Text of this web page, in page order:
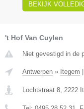
BEKIJK
't Hof Van Cuylen
Niet gevestigd in de
Antwerpen » Itegem
Lochtstraat 8, 2222